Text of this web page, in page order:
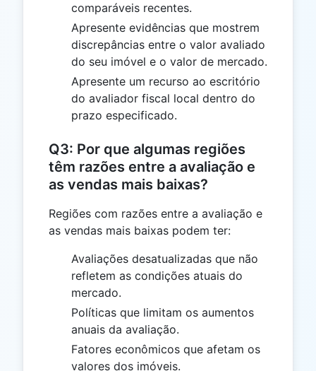
comparáveis recentes.
Apresente evidências que mostrem
discrepâncias entre o valor avaliado
do seu imóvel e o valor de mercado.
Apresente um recurso ao escritório
do avaliador fiscal local dentro do
prazo especificado.
Q3: Por que algumas regiões
têm razões entre a avaliação e
as vendas mais baixas?
Regiões com razões entre a avaliação e
as vendas mais baixas podem ter:
Avaliações desatualizadas que não
refletem as condições atuais do
mercado.
Políticas que limitam os aumentos
anuais da avaliação.
Fatores econômicos que afetam os
valores dos imóveis.